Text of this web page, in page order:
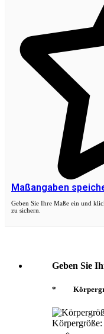
Maßangaben
Geben Sie Ihre Maße ein und
zu sichern.
Geben Sie
*